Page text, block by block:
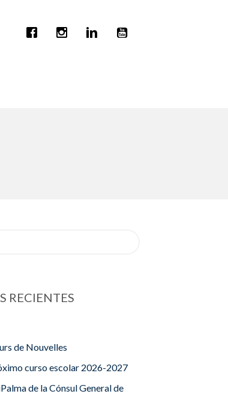
RECIENTES
de Nouvelles
curso escolar 2026-2027
de la Cónsul General de